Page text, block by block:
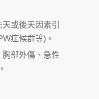
或後天因素引
症候群等)。
部外傷、急性